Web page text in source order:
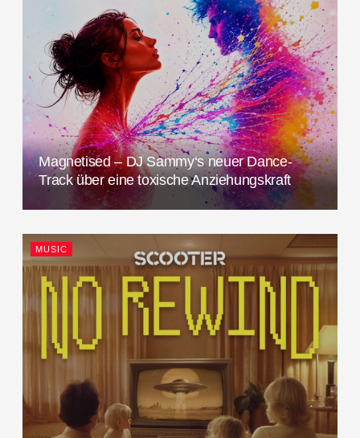
Magnetised – DJ Sammy‘s neuer Dance-
Track über eine toxische Anziehungskraft
MUSIC